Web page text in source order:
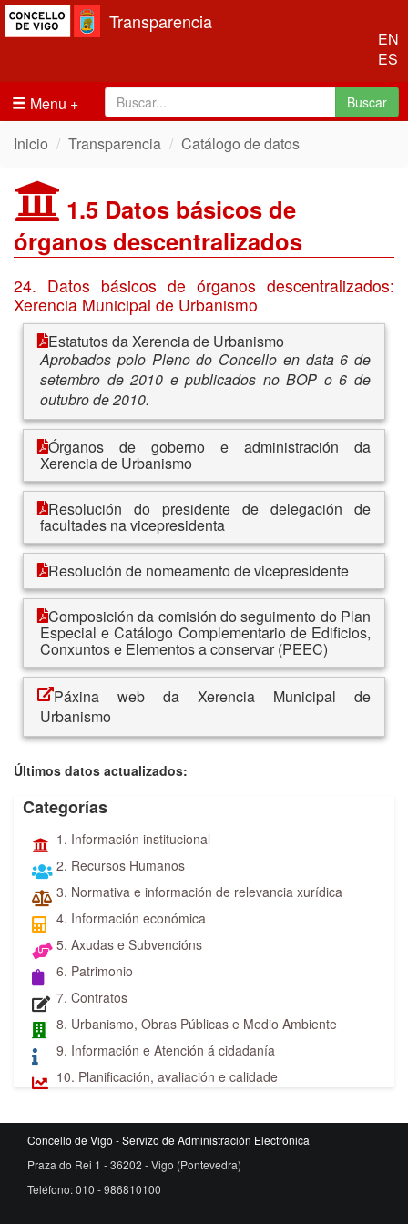
EN
ES
Transparencia
Menu Buscar
Inicio Transparencia Catálogo de datos
1.5 Datos básicos de
órganos descentralizados
24. Datos básicos de órganos descentralizados:
Xerencia Municipal de Urbanismo
Estatutos da Xerencia de Urbanismo
Aprobados polo Pleno do Concello en data 6 de
setembro de 2010 e publicados no BOP o 6 de
outubro de 2010.
Órganos de goberno e administración da
Xerencia de Urbanismo
Resolución do presidente de delegación de
facultades na vicepresidenta
Resolución de nomeamento de vicepresidente
Composición da comisión do seguimento do Plan
Especial e Catálogo Complementario de Edificios,
Conxuntos e Elementos a conservar (PEEC)
Páxina web da Xerencia Municipal de
Urbanismo
Últimos datos actualizados:
Categorías
1. Información institucional
2. Recursos Humanos
3. Normativa e información de relevancia xurídica
4. Información económica
5. Axudas e Subvencións
6. Patrimonio
7. Contratos
8. Urbanismo, Obras Públicas e Medio Ambiente
9. Información e Atención á cidadanía
10. Planificación, avaliación e calidade
Concello de Vigo - Servizo de Administración Electrónica
Praza do Rei 1 - 36202 - Vigo (Pontevedra)
Teléfono: 010 - 986810100